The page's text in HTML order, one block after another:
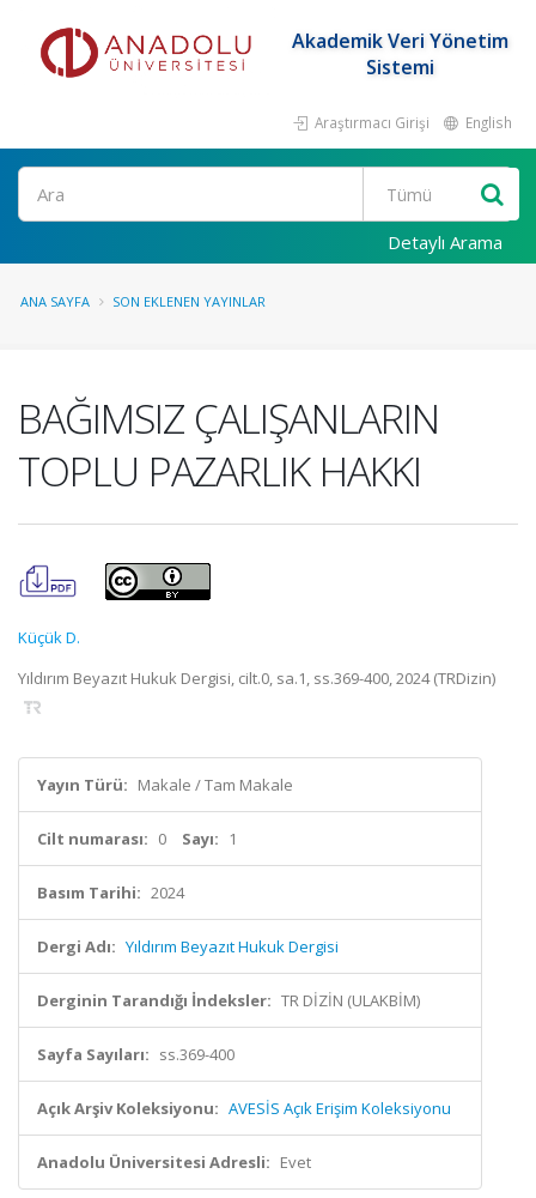
Akademik Veri Yönetim
Sistemi
Araştırmacı Girişi English
Ara
Detaylı Arama
ANA SAYFA SON EKLENEN YAYINLAR
BAĞIMSIZ ÇALIŞANLARIN
TOPLU PAZARLIK HAKKI
Küçük D.
Yıldırım Beyazıt Hukuk Dergisi, cilt.0, sa.1, ss.369-400, 2024 (TRDizin)
Yayın Türü: Makale / Tam Makale
Cilt numarası: 0 Sayı: 1
Basım Tarihi: 2024
Dergi Adı: Yıldırım Beyazıt Hukuk Dergisi
Derginin Tarandığı İndeksler: TR DİZİN (ULAKBİM)
Sayfa Sayıları: ss.369-400
Açık Arşiv Koleksiyonu: AVESİS Açık Erişim Koleksiyonu
Anadolu Üniversitesi Adresli: Evet